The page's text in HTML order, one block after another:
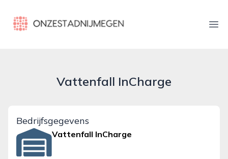
onzestadnijmegen.nl
Vattenfall InCharge
Bedrijfsgegevens
Vattenfall InCharge